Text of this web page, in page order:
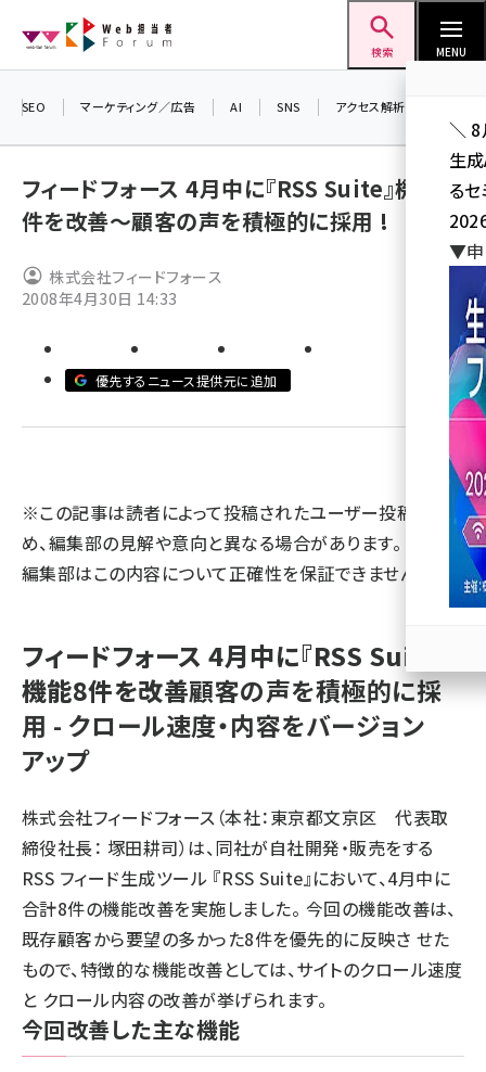
ン
検索 MENU
ai (2811)
note (2315)
llmo (1166)
SEO マーケティング／広告 AI SNS アクセス解析／データ分析
フィードフォース 4月中に『RSS Suite』機能8
件を改善～顧客の声を積極的に採用 !
株式会社フィードフォース
2008年4月30日 14:33
優先するニュース提供元に追加
※この記事は読者によって投稿されたユーザー投稿のた
め、編集部の見解や意向と異なる場合があります。 また、
編集部はこの内容について正確性を保証できません。
フィードフォース 4月中に『RSS Suite』
機能8件を改善顧客の声を積極的に採
用 - クロール速度・内容をバージョン
アップ
株式会社フィードフォース（本社：東京都文京区 代表取
締役社長： 塚田耕司）は、同社が自社開発・販売をする
RSS フィード生成ツール 『RSS Suite』において、4月中に
合計8件の機能改善を実施しました。 今回の機能改善は、
既存顧客から要望の多かった8件を優先的に反映さ せた
もので、特徴的な機能改善としては、サイトのクロール速度
と クロール内容の改善が挙げられます。
今回改善した主な機能
＼ 8
生
る
▼申